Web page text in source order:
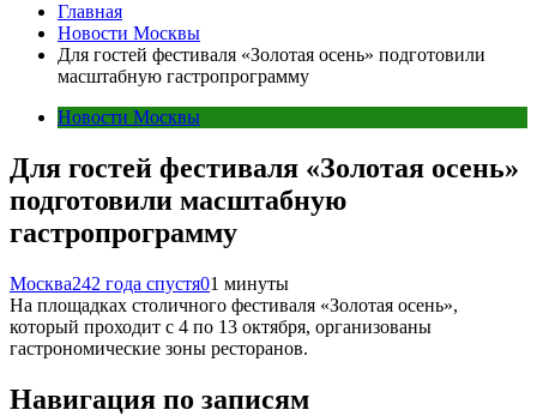
Главная
Новости Москвы
Для гостей фестиваля «Золотая осень» подготовили
масштабную гастропрограмму
Новости Москвы
Для гостей фестиваля «Золотая осень»
подготовили масштабную
гастропрограмму
Москва242 года спустя01 минуты
На площадках столичного фестиваля «Золотая осень»,
который проходит с 4 по 13 октября, организованы
гастрономические зоны ресторанов.
Навигация по записям